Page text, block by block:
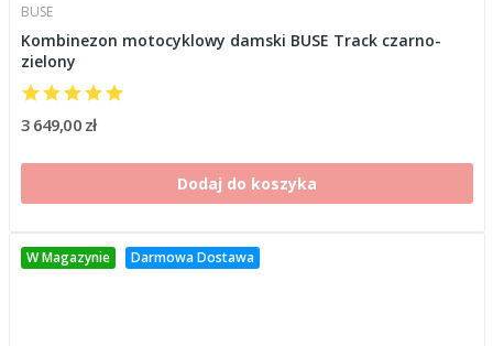
BUSE
Kombinezon motocyklowy damski BUSE Track czarno-
zielony
3 649,00 zł
Dodaj do koszyka
W Magazynie Darmowa Dostawa